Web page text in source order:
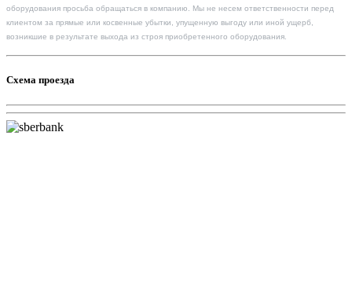
оборудования просьба обращаться в компанию. Мы не несем ответственности перед
клиентом за прямые или косвенные убытки, упущенную выгоду или иной ущерб,
возникшие в результате выхода из строя приобретенного оборудования.
Схема проезда